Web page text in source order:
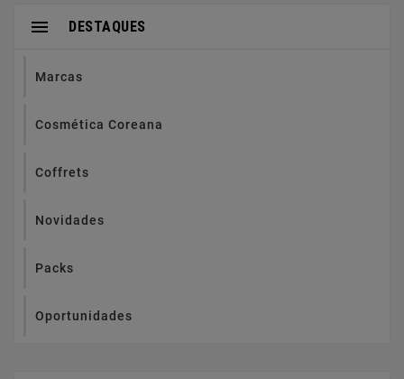
DESTAQUES

Marcas
Cosmética Coreana
Coffrets
Novidades
Packs
Oportunidades